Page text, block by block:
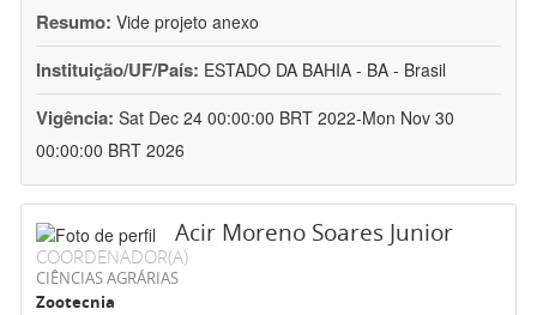
Resumo: Vide projeto anexo
Instituição/UF/País: ESTADO DA BAHIA - BA - Brasil
Vigência: Sat Dec 24 00:00:00 BRT 2022-Mon Nov 30
00:00:00 BRT 2026
Acir Moreno Soares Junior
COORDENADOR(A)
CIÊNCIAS AGRÁRIAS
Zootecnia